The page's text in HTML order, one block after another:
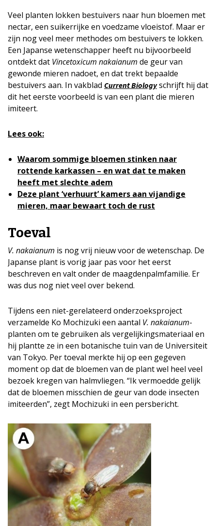
Veel planten lokken bestuivers naar hun bloemen met
nectar, een suikerrijke en voedzame vloeistof. Maar er
zijn nog veel meer methodes om bestuivers te lokken.
Een Japanse wetenschapper heeft nu bijvoorbeeld
ontdekt dat Vincetoxicum nakaianum de geur van
gewonde mieren nadoet, en dat trekt bepaalde
bestuivers aan. In vakblad Current Biologyschrijft hij dat
dit het eerste voorbeeld is van een plant die mieren
imiteert.
Lees ook:
Waarom sommige bloemen stinken naar
rottende karkassen – en wat dat te maken
heeft met slechte adem
Deze plant ‘verhuurt’ kamers aan vijandige
mieren, maar bewaart toch de rust
Toeval
V. nakaianum is nog vrij nieuw voor de wetenschap. De
Japanse plant is vorig jaar pas voor het eerst
beschreven en valt onder de maagdenpalmfamilie. Er
was dus nog niet veel over bekend.
Tijdens een niet-gerelateerd onderzoeksproject
verzamelde Ko Mochizuki een aantal V. nakaianum-
planten om te gebruiken als vergelijkingsmateriaal en
hij plantte ze in een botanische tuin van de Universiteit
van Tokyo. Per toeval merkte hij op een gegeven
moment op dat de bloemen van de plant wel heel veel
bezoek kregen van halmvliegen. “Ik vermoedde gelijk
dat de bloemen misschien de geur van dode insecten
imiteerden”, zegt Mochizuki in een persbericht.